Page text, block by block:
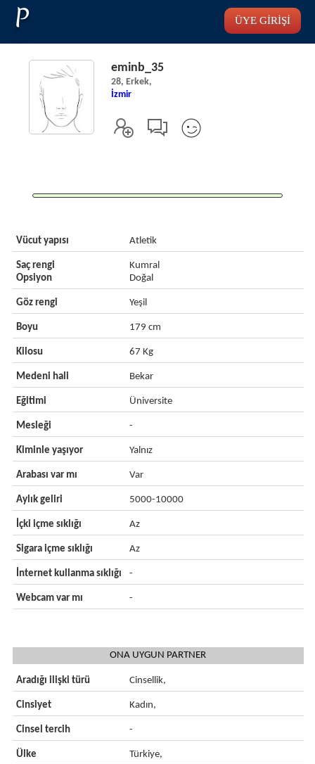
P ÜYE GİRİŞİ
eminb_35
28, Erkek,
İzmir
Vücut yapısı Atletik
Saç rengi
Opsiyon
Kumral
Doğal
Göz rengi Yeşil
Boyu 179 cm
Kilosu 67 Kg
Medeni hali Bekar
Eğitimi Üniversite
Mesleği -
Kiminle yaşıyor Yalnız
Arabası var mı Var
Aylık geliri 5000-10000
İçki içme sıklığı Az
Sigara içme sıklığı Az
İnternet kullanma sıklığı -
Webcam var mı -
ONA UYGUN PARTNER
Aradığı ilişki türü Cinsellik,
Cinsiyet Kadın,
Cinsel tercih -
Ülke Türkiye,